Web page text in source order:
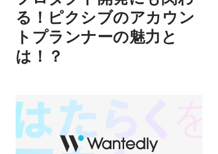
る！ピクシブのアカウン
トプランナーの魅力と
は！？